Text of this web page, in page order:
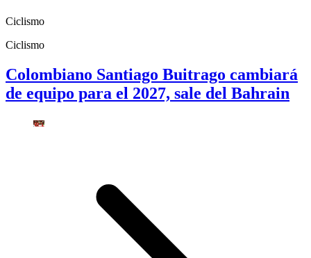
Ciclismo
Ciclismo
Colombiano Santiago Buitrago cambiará
de equipo para el 2027, sale del Bahrain